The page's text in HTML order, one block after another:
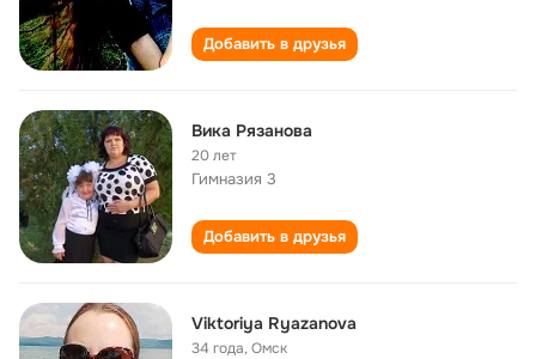
Добавить в друзья
Вика Рязанова
20 лет
Гимназия 3
Добавить в друзья
Viktoriya Ryazanova
34 года,Омск